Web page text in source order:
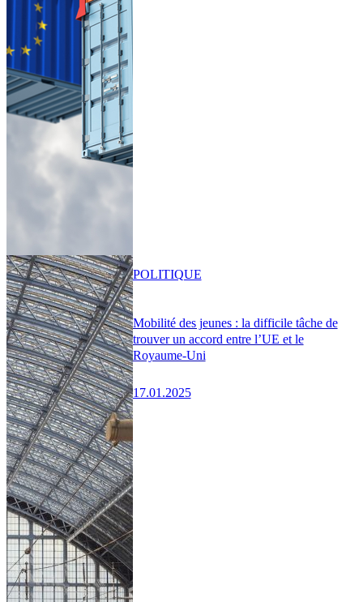
Mobilité des jeunes : la difficile tâche de
trouver un accord entre l’UE et le
Royaume-Uni
17.01.2025
POLITIQUE